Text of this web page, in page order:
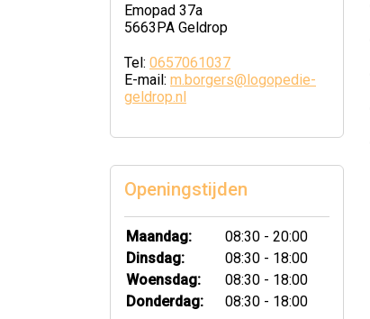
Emopad 37a
5663PA Geldrop
Tel: 0657061037
E-mail: m.borgers@logopedie-
geldrop.nl
Openingstijden
Maandag:
08:30 - 20:00
Dinsdag:
08:30 - 18:00
Woensdag:
08:30 - 18:00
Donderdag:
08:30 - 18:00